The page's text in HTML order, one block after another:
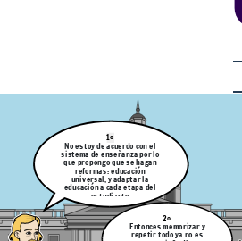
Las clases en
espacios
abiertos nos
motivan
La educación
gradual es mucho
mejor para los
estudiantes
1°
No estoy de acuerdo con el
sistema de enseñanza por lo
que propongo que se hagan
reformas: educación
universal, y adaptar la
educación a cada etapa del
estudiante
2°
Entonces memorizar y
repetir todo ya no es